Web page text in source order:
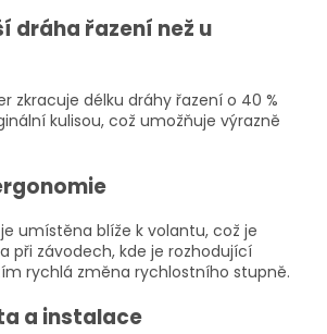
dráha řazení než u
zkracuje délku dráhy řazení o 40 %
kulisou, což umožňuje výrazně
umístěna blíže k volantu, což je
při závodech, kde je rozhodující
rychlá změna rychlostního stupně.
a instalace